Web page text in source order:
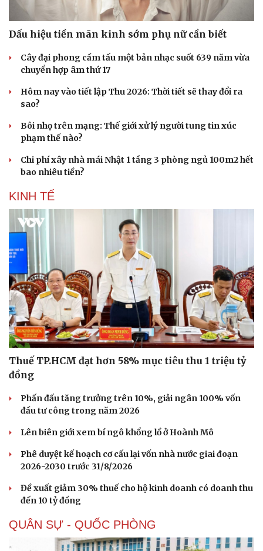
Thông tin doanh nghiệp
Doanh nghiệp 24h
Doanh nhân
Vì cộng đồng
Sành điệu
Chuyển đổi số
Dấu hiệu tiền mãn kinh sớm phụ nữ cần biết
Cây đại phong cầm tấu một bản nhạc suốt 639 năm vừa
chuyển hợp âm thứ 17
Hôm nay vào tiết lập Thu 2026: Thời tiết sẽ thay đổi ra
sao?
Bôi nhọ trên mạng: Thế giới xử lý người tung tin xúc
phạm thế nào?
Chi phí xây nhà mái Nhật 1 tầng 3 phòng ngủ 100m2 hết
bao nhiêu tiền?
KINH TẾ
Thuế TP.HCM đạt hơn 58% mục tiêu thu 1 triệu tỷ
đồng
Phấn đấu tăng trưởng trên 10%, giải ngân 100% vốn
đầu tư công trong năm 2026
Lên biên giới xem bí ngô khổng lồ ở Hoành Mô
Phê duyệt kế hoạch cơ cấu lại vốn nhà nước giai đoạn
2026-2030 trước 31/8/2026
Đề xuất giảm 30% thuế cho hộ kinh doanh có doanh thu
đến 10 tỷ đồng
QUÂN SỰ - QUỐC PHÒNG